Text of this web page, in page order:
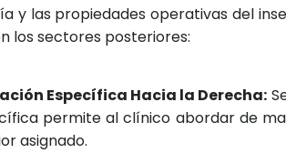
y las propiedades operativas del
los sectores posteriores:
Específica Hacia la Derecha:
permite al clínico abordar de
asignado.